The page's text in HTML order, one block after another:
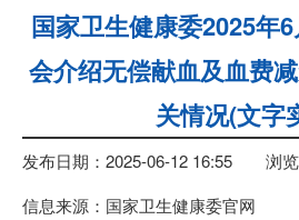
国家卫生健康委2025年
会介绍无偿献血及血费
关情况(文字
发布日期：2025-06-12 16:55 浏
信息来源：国家卫生健康委官网